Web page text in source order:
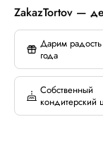
ZakazTortov —
Дарим
года
Собственный
кондитерский